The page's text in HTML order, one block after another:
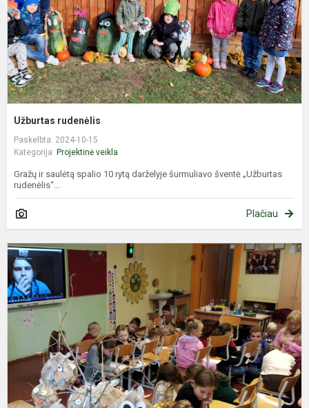
Užburtas rudenėlis
Paskelbta: 2024-10-15
Kategorija: Projektinė veikla
Gražų ir saulėtą spalio 10 rytą darželyje šurmuliavo šventė „Užburtas
rudenėlis“...
Plačiau